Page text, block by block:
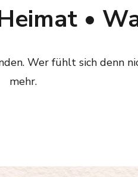
•
Wer fühlt sich denn
mehr.